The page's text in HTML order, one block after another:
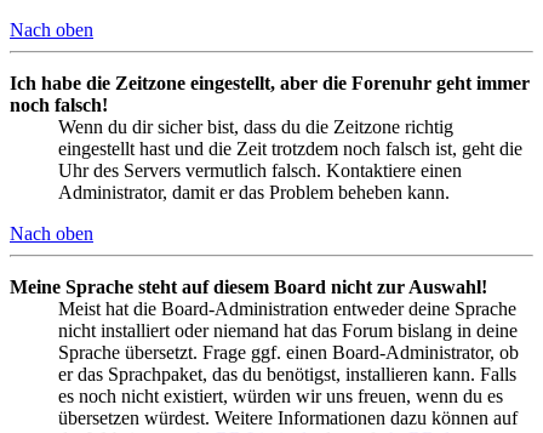
Nach oben
Ich habe die Zeitzone eingestellt, aber die Forenuhr geht immer
noch falsch!
Wenn du dir sicher bist, dass du die Zeitzone richtig
eingestellt hast und die Zeit trotzdem noch falsch ist, geht die
Uhr des Servers vermutlich falsch. Kontaktiere einen
Administrator, damit er das Problem beheben kann.
Nach oben
Meine Sprache steht auf diesem Board nicht zur Auswahl!
Meist hat die Board-Administration entweder deine Sprache
nicht installiert oder niemand hat das Forum bislang in deine
Sprache übersetzt. Frage ggf. einen Board-Administrator, ob
er das Sprachpaket, das du benötigst, installieren kann. Falls
es noch nicht existiert, würden wir uns freuen, wenn du es
übersetzen würdest. Weitere Informationen dazu können auf